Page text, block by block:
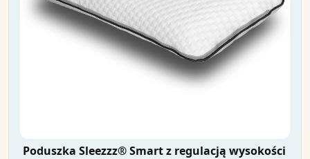
Poduszka Sleezzz® Smart z regulacją wysokości